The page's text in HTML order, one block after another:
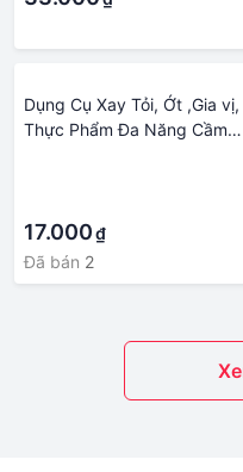
Dụng Cụ Xay Tỏi, Ớt ,Gia vị,
Thực Phẩm Đa Năng Cầm
17.000₫
Đã bán 2